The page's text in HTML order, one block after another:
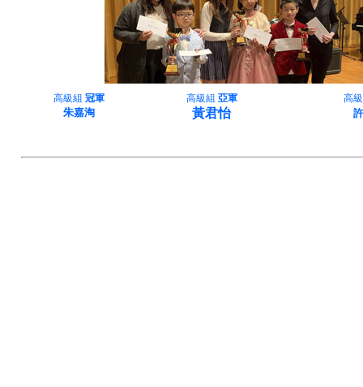
高級組 冠軍
朱嘉淘
高級組 亞軍
黃君怡
高